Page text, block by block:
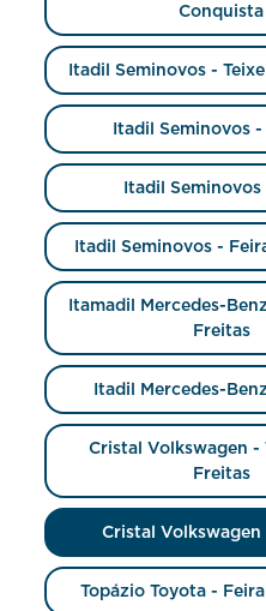
Conquista
Itadil Seminovos -
Itadil Seminovos
Itadil Seminovos
Itadil Seminovos -
Itamadil Mercedes-
Freitas
Itadil Mercedes-
Cristal Volkswagen -
Freitas
Cristal
Topázio Toyota -